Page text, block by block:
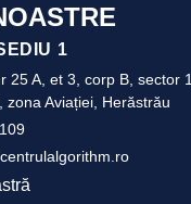
1
25 A, et 3, corp B, sector 1,
zona Aviației, Herăstrău